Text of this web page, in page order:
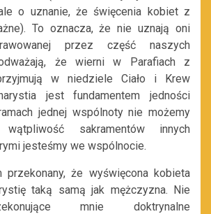
o uznanie, że święcenia kobiet z
To oznacza, że nie uznają oni
przez część naszych
że wierni w Parafiach z
w niedziele Ciało i Krew
jest fundamentem jedności
jednej wspólnoty nie możemy
sakramentów innych
jesteśmy we wspólnocie.
że wyświęcona kobieta
taką samą jak mężczyzna. Nie
mnie doktrynalne